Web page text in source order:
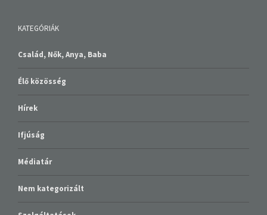
KATEGÓRIÁK
Család, Nők, Anya, Baba
Élő közösség
Hírek
Ifjúság
Médiatár
Nem kategorizált